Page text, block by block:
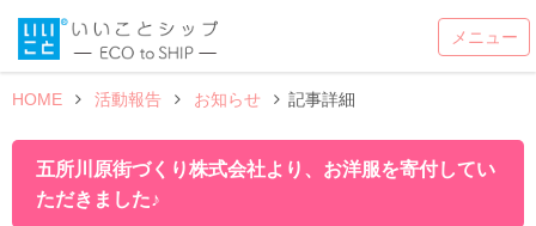
HOME 活動報告 お知らせ 記事詳細
五所川原街づくり株式会社より、お洋服を寄付してい
ただきました♪